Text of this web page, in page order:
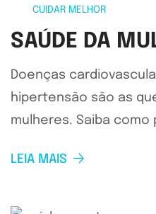
CUIDAR MELHOR
SAÚDE DA
Doenças
hipertensão são as
mulheres. Saiba como
LEIA MAIS